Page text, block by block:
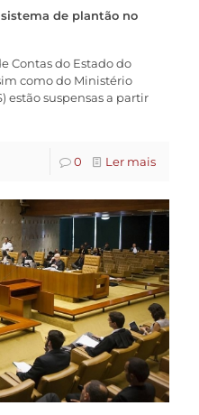
de plantão no
Contas do Estado do
como do Ministério
estão suspensas a partir
0 Ler mais